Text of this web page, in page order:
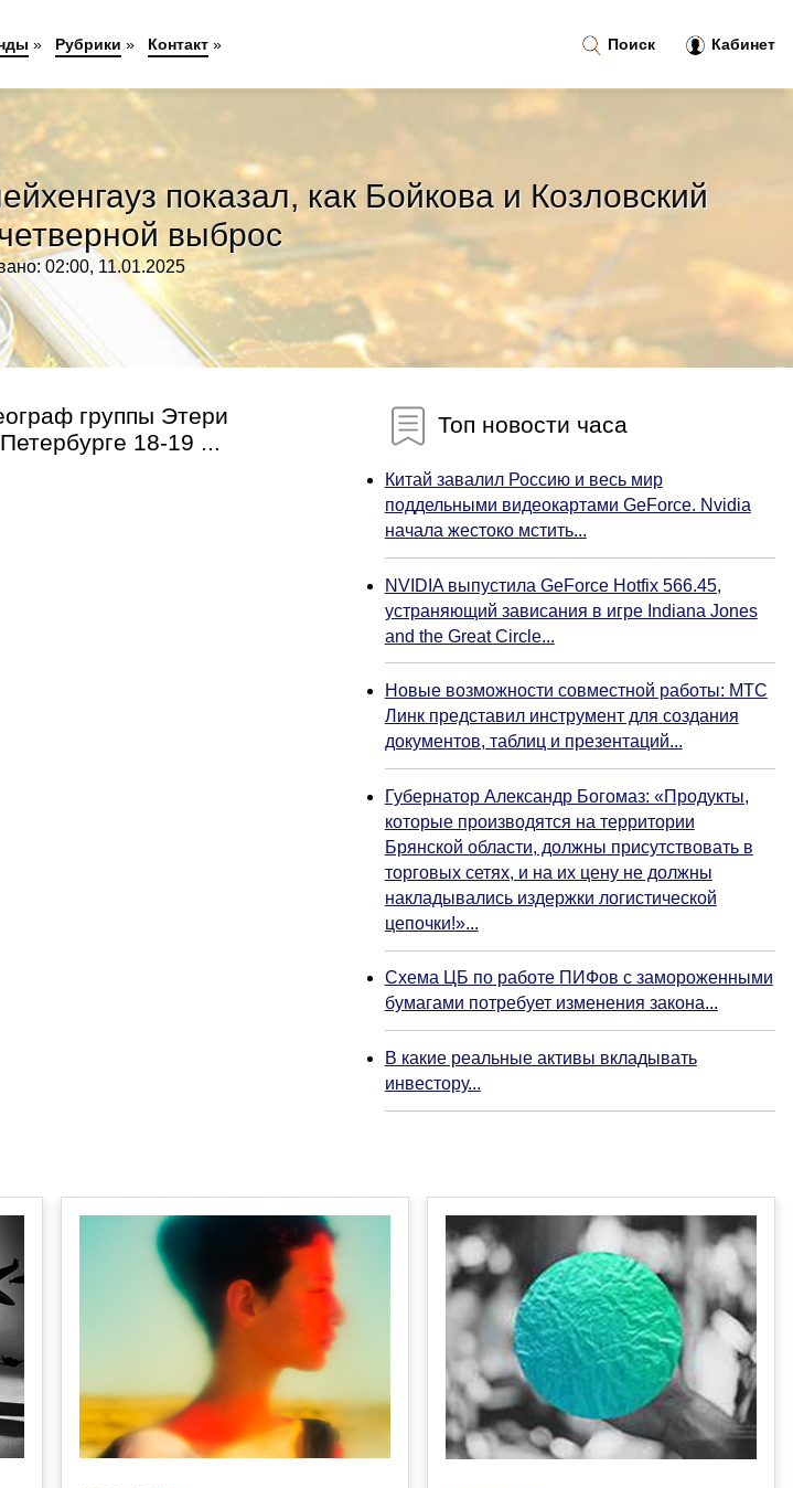
показал, как Бойкова и Козловский
выброс
02:00, 11.01.2025
группы Этери
18-19 ...
Топ новости часа
Китай завалил Россию и весь мир
поддельными видеокартами GeForce. Nvidia
начала жестоко мстить...
NVIDIA выпустила GeForce Hotfix 566.45,
устраняющий зависания в игре Indiana Jones
and the Great Circle...
Новые возможности совместной работы: МТС
Линк представил инструмент для создания
документов, таблиц и презентаций...
Губернатор Александр Богомаз: «Продукты,
которые производятся на территории
Брянской области, должны присутствовать в
торговых сетях, и на их цену не должны
накладывались издержки логистической
цепочки!»...
Схема ЦБ по работе ПИФов с замороженными
бумагами потребует изменения закона...
В какие реальные активы вкладывать
инвестору...
Поиск Кабинет
» Рубрики » Контакт»